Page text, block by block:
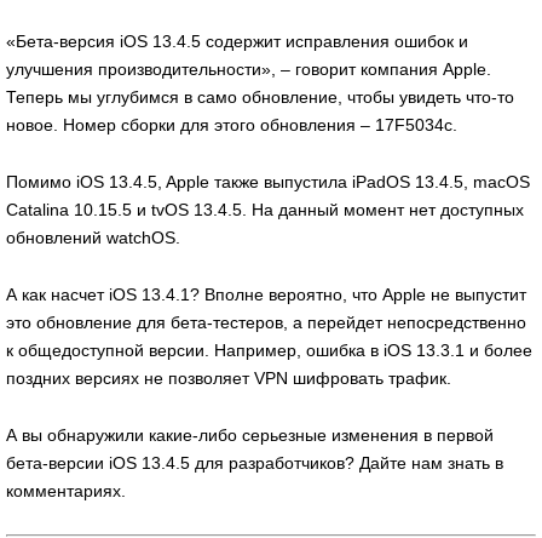
«Бета-версия iOS 13.4.5 содержит исправления ошибок и
улучшения производительности», – говорит компания Apple.
Теперь мы углубимся в само обновление, чтобы увидеть что-то
новое. Номер сборки для этого обновления – 17F5034c.
Помимо iOS 13.4.5, Apple также выпустила iPadOS 13.4.5, macOS
Catalina 10.15.5 и tvOS 13.4.5. На данный момент нет доступных
обновлений watchOS.
А как насчет iOS 13.4.1? Вполне вероятно, что Apple не выпустит
это обновление для бета-тестеров, а перейдет непосредственно
к общедоступной версии. Например, ошибка в iOS 13.3.1 и более
поздних версиях не позволяет VPN шифровать трафик.
А вы обнаружили какие-либо серьезные изменения в первой
бета-версии iOS 13.4.5 для разработчиков? Дайте нам знать в
комментариях.